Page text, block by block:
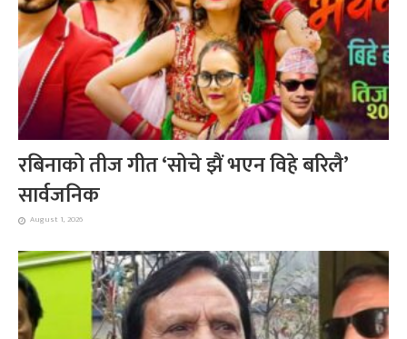
रबिनाको तीज गीत ‘सोचे झैं भएन विहे बरिलै’
सार्वजनिक
August 1, 2026